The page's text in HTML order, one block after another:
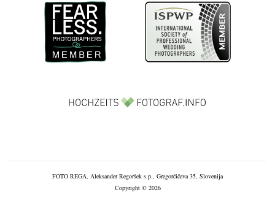
FOTO REGA, Aleksander Regoršek s.p., Gregorčičeva 35, Slovenija
Copyright © 2026